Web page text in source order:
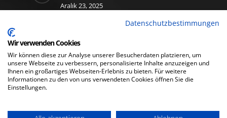
Aralık 23, 2025
yapay zekâ klibi
Aralık 11, 2025
Datenschutzbestimmungen
Wir verwenden Cookies
Wir können diese zur Analyse unserer Besucherdaten platzieren, um
unsere Webseite zu verbessern, personalisierte Inhalte anzuzeigen und
Ihnen ein großartiges Webseiten-Erlebnis zu bieten. Für weitere
Informationen zu den von uns verwendeten Cookies öffnen Sie die
Einstellungen.